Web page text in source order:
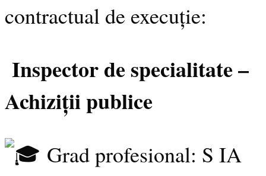
contractual de execuție:
Inspector de specialitate –
Achiziții publice
Grad profesional: S IA